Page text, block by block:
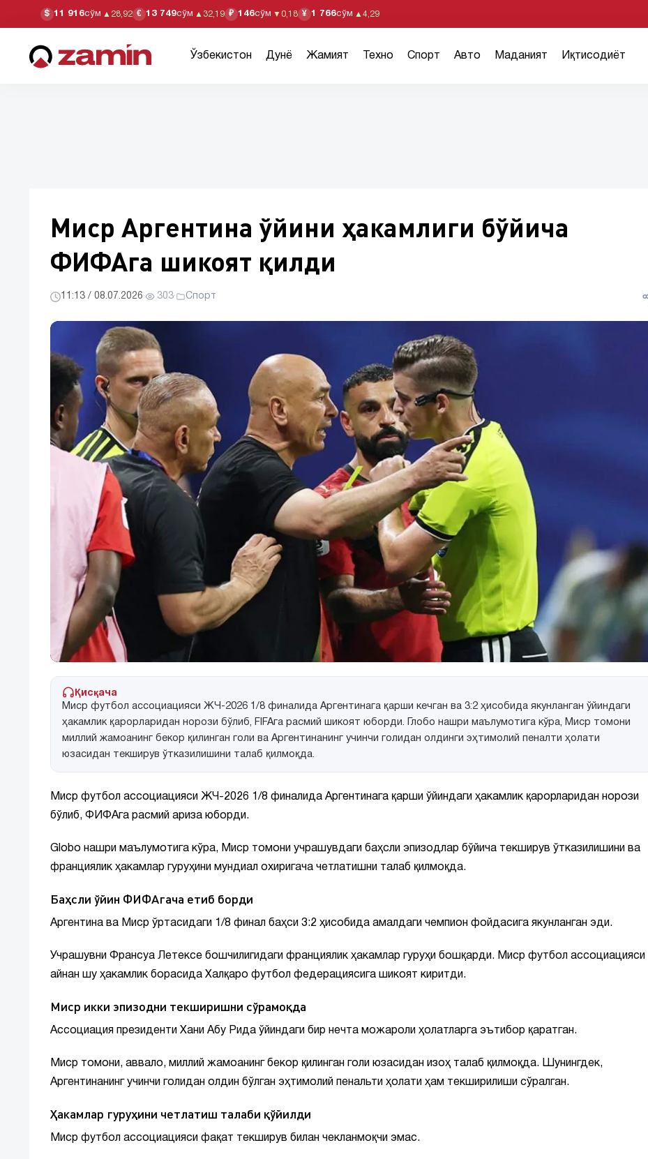
$ 11 916сўм ▲ 28,92 € 13 749сўм ▲ 32,19 ₽ 146сўм ▼ 0,18 ¥ 1 766сўм ▲ 4,29
Ўзбекистон Дунё Жамият Техно Спорт Авто Маданият Иқтисодиёт
Миср Аргентина ўйини ҳакамлиги бўйича
ФИФАга шикоят қилди
11:13 / 08.07.2026· 303· Спорт
Қисқача
Миср футбол ассоциацияси ЖЧ-2026 1/8 финалида Аргентинага қарши кечган ва 3:2 ҳисобида якунланган ўйиндаги
ҳакамлик қарорларидан норози бўлиб, FIFAга расмий шикоят юборди. Глобо нашри маълумотига кўра, Миср томони
миллий жамоанинг бекор қилинган голи ва Аргентинанинг учинчи голидан олдинги эҳтимолий пеналти ҳолати
юзасидан текширув ўтказилишини талаб қилмоқда.
Миср футбол ассоциацияси ЖЧ-2026 1/8 финалида Аргентинага қарши ўйиндаги ҳакамлик қарорларидан норози
бўлиб, ФИФАга расмий ариза юборди.
Globo нашри маълумотига кўра, Миср томони учрашувдаги баҳсли эпизодлар бўйича текширув ўтказилишини ва
франциялик ҳакамлар гуруҳини мундиал охиригача четлатишни талаб қилмоқда.
Баҳсли ўйин ФИФАгача етиб борди
Аргентина ва Миср ўртасидаги 1/8 финал баҳси 3:2 ҳисобида амалдаги чемпион фойдасига якунланган эди.
Учрашувни Франсуа Летексе бошчилигидаги франциялик ҳакамлар гуруҳи бошқарди. Миср футбол ассоциацияси
айнан шу ҳакамлик борасида Халқаро футбол федерациясига шикоят киритди.
Миср икки эпизодни текширишни сўрамоқда
Ассоциация президенти Хани Абу Рида ўйиндаги бир нечта можароли ҳолатларга эътибор қаратган.
Миср томони, аввало, миллий жамоанинг бекор қилинган голи юзасидан изоҳ талаб қилмоқда. Шунингдек,
Аргентинанинг учинчи голидан олдин бўлган эҳтимолий пенальти ҳолати ҳам текширилиши сўралган.
Ҳакамлар гуруҳини четлатиш талаби қўйилди
Миср футбол ассоциацияси фақат текширув билан чекланмоқчи эмас.